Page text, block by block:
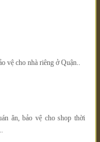
vệ cho nhà riêng ở Quận..
ăn, bảo vệ cho shop thời